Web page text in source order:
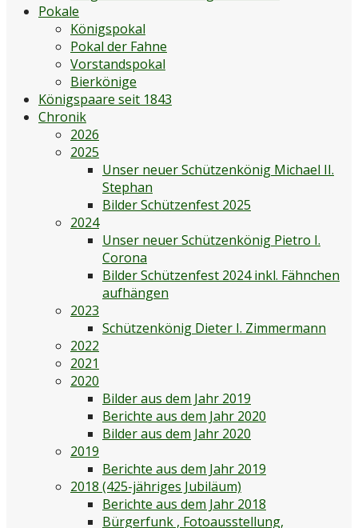
Pokale
Königspokal
Pokal der Fahne
Vorstandspokal
Bierkönige
Königspaare seit 1843
Chronik
2026
2025
Unser neuer Schützenkönig Michael II.
Stephan
Bilder Schützenfest 2025
2024
Unser neuer Schützenkönig Pietro I.
Corona
Bilder Schützenfest 2024 inkl. Fähnchen
aufhängen
2023
Schützenkönig Dieter I. Zimmermann
2022
2021
2020
Bilder aus dem Jahr 2019
Berichte aus dem Jahr 2020
Bilder aus dem Jahr 2020
2019
Berichte aus dem Jahr 2019
2018 (425-jähriges Jubiläum)
Berichte aus dem Jahr 2018
Bürgerfunk , Fotoausstellung,